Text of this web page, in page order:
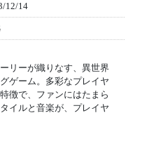
12/14
リーが織りなす、異世界
ゲーム。多彩なプレイヤ
徴で、ファンにはたまら
イルと音楽が、プレイヤ